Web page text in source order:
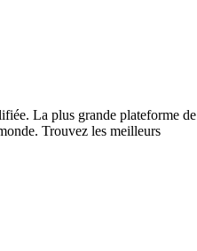
La plus grande plateforme de
Trouvez les meilleurs